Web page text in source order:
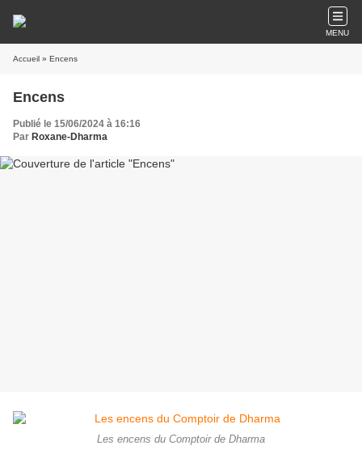
MENU
Accueil » Encens
Encens
Publié le 15/06/2024 à 16:16
Par Roxane-Dharma
Les encens du Comptoir de Dharma